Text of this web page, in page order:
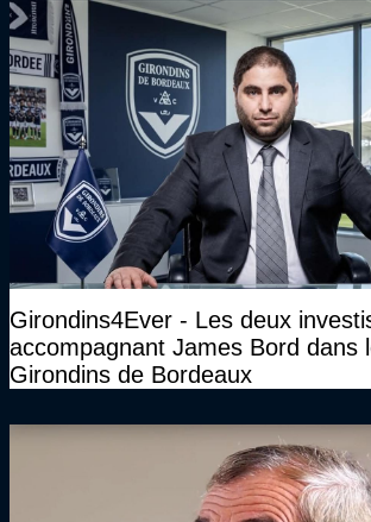
Girondins4Ever - Les deux
accompagnant James Bord dans
Girondins de Bordeaux